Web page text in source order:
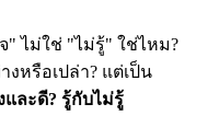
" ไม่ใช่ "ไม่รู้" ใช่ไหม?
งหรือเปล่า? แต่เป็น
ละดี? รู้กับไม่รู้